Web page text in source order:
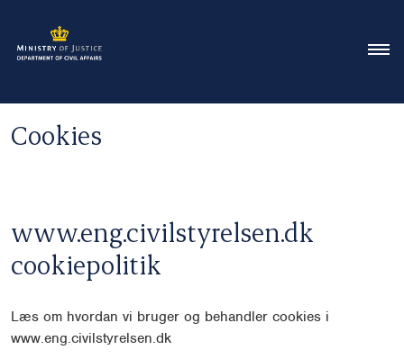
Cookies
www.eng.civilstyrelsen.dk
cookiepolitik
Læs om hvordan vi bruger og behandler cookies i
www.eng.civilstyrelsen.dk